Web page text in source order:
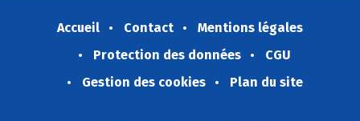
Accueil Contact
Mentions légales
Protection des données
CGU
Gestion des cookies
Plan du site